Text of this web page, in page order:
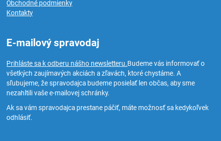
Obchodné podmienky
Kontakty
E-mailový spravodaj
Prihláste sa k odberu nášho newsletteru.Budeme vás informovať o
všetkých zaujímavých akciách a zľavách, ktoré chystáme. A
sľubujeme, že spravodajca budeme posielať len občas, aby sme
nezahltili vaše e-mailovej schránky.
Ak sa vám spravodajca prestane páčiť, máte možnosť sa kedykoľvek
odhlásiť.